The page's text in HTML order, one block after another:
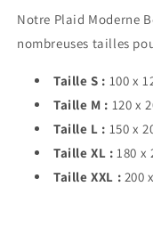
Notre Plaid Moderne
nombreuses tailles
Taille S : 100 x
Taille M : 120 x
Taille L : 150 x
Taille XL : 180 x
Taille XXL : 200